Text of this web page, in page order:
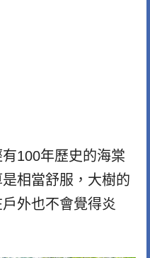
100年歷史的海棠
相當舒服，大樹的
外也不會覺得炎